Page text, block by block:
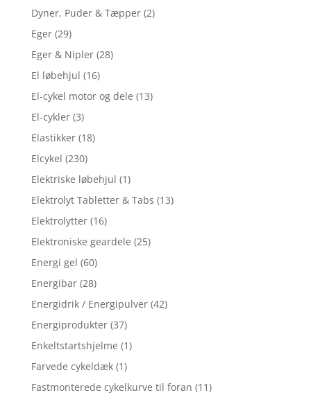
Dyner, Puder & Tæpper (2)
Eger (29)
Eger & Nipler (28)
El løbehjul (16)
El-cykel motor og dele (13)
El-cykler (3)
Elastikker (18)
Elcykel (230)
Elektriske løbehjul (1)
Elektrolyt Tabletter & Tabs (13)
Elektrolytter (16)
Elektroniske geardele (25)
Energi gel (60)
Energibar (28)
Energidrik / Energipulver (42)
Energiprodukter (37)
Enkeltstartshjelme (1)
Farvede cykeldæk (1)
Fastmonterede cykelkurve til foran (11)